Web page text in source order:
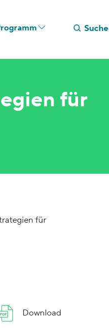
Suche
für
für
Download